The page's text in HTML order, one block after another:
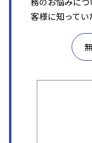
客様に知ってい